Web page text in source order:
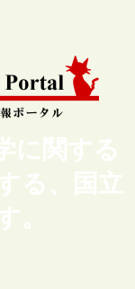
に関する
る、国立
。